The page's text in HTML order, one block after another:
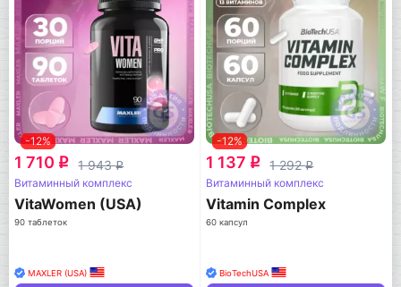
-12%
1 710 q 1 943q
Витаминный комплекс
VitaWomen (USA)
90 таблеток
MAXLER (USA)
-12%
1 137 q 1 292q
Витаминный комплекс
Vitamin Complex
60 капсул
BioTechUSA